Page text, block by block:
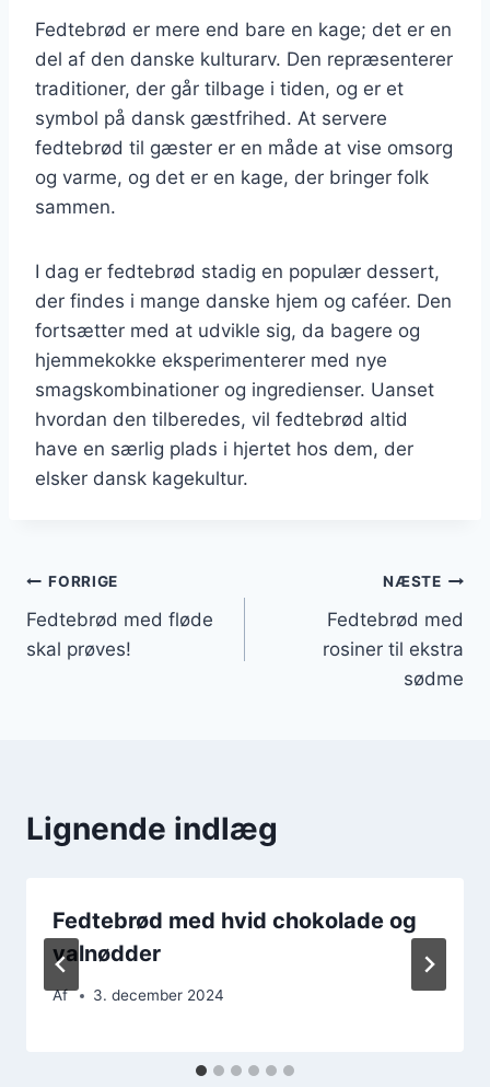
Fedtebrød er mere end bare en kage; det er en
del af den danske kulturarv. Den repræsenterer
traditioner, der går tilbage i tiden, og er et
symbol på dansk gæstfrihed. At servere
fedtebrød til gæster er en måde at vise omsorg
og varme, og det er en kage, der bringer folk
sammen.
I dag er fedtebrød stadig en populær dessert,
der findes i mange danske hjem og caféer. Den
fortsætter med at udvikle sig, da bagere og
hjemmekokke eksperimenterer med nye
smagskombinationer og ingredienser. Uanset
hvordan den tilberedes, vil fedtebrød altid
have en særlig plads i hjertet hos dem, der
elsker dansk kagekultur.
Indlægsnavigation
FORRIGE
Fedtebrød med fløde
skal prøves!
NÆSTE
Fedtebrød med
rosiner til ekstra
sødme
Lignende indlæg
Fedtebrød med hvid chokolade og
valnødder
Af 3. december 2024